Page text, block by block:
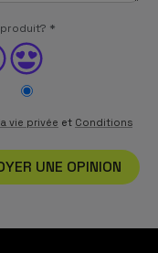
*
vie privée et Conditions
UNE OPINION